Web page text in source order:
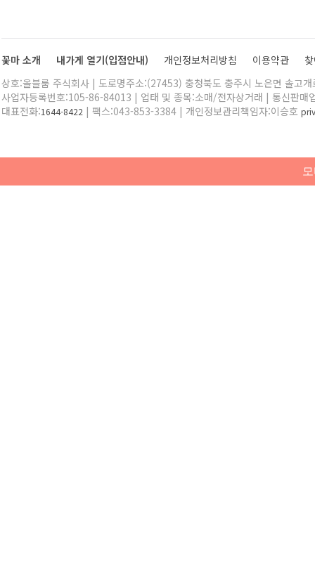
꽃마 소개 내가게 열기(입점안내) 개인정보처리방침 이용약관
상호:올블룸 주식회사 | 도로명주소:(27453) 충청북도 충주시 노은면 솔고
사업자등록번호:105-86-84013 | 업태 및 종목:소매/전자상거래 | 통신판매
대표전화:1644-8422 | 팩스:043-853-3384 | 개인정보관리책임자:이승호